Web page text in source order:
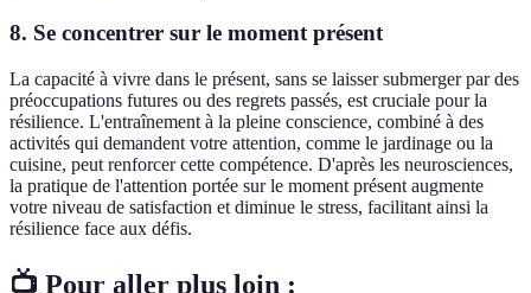
8. Se concentrer sur le moment présent
La capacité à vivre dans le présent, sans se laisser submerger par des
préoccupations futures ou des regrets passés, est cruciale pour la
résilience. L'entraînement à la pleine conscience, combiné à des
activités qui demandent votre attention, comme le jardinage ou la
cuisine, peut renforcer cette compétence. D'après les neurosciences,
la pratique de l'attention portée sur le moment présent augmente
votre niveau de satisfaction et diminue le stress, facilitant ainsi la
résilience face aux défis.
📺 Pour aller plus loin :